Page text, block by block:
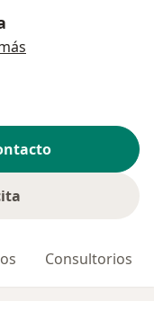
Consultorios